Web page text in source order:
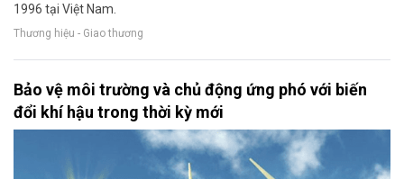
1996 tại Việt Nam.
Thương hiệu - Giao thương
Bảo vệ môi trường và chủ động ứng phó với biến
đổi khí hậu trong thời kỳ mới